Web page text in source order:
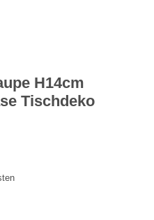
H14cm
Tischdeko